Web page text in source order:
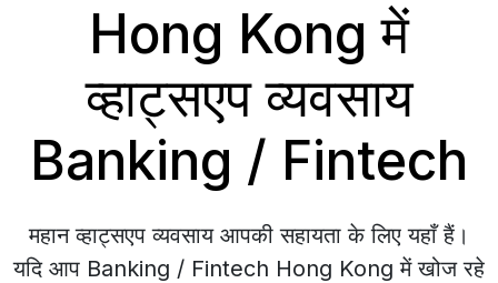
Hong Kong में
व्हाट्सएप व्यवसाय
Banking / Fintech
महान व्हाट्सएप व्यवसाय आपकी सहायता के लिए यहाँ हैं।
यदि आप Banking / Fintech Hong Kong में खोज रहे